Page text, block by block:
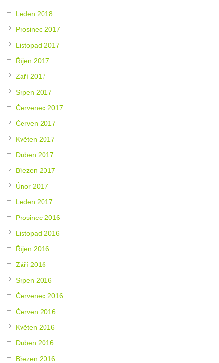
Leden 2018
Prosinec 2017
Listopad 2017
Říjen 2017
Září 2017
Srpen 2017
Červenec 2017
Červen 2017
Květen 2017
Duben 2017
Březen 2017
Únor 2017
Leden 2017
Prosinec 2016
Listopad 2016
Říjen 2016
Září 2016
Srpen 2016
Červenec 2016
Červen 2016
Květen 2016
Duben 2016
Březen 2016